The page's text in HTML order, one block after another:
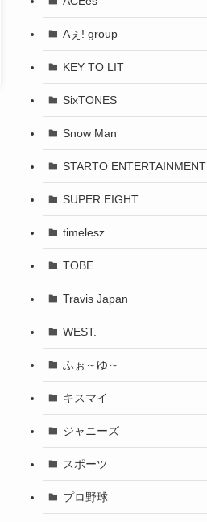
Aぇ! group
KEY TO LIT
SixTONES
Snow Man
STARTO ENTERTAINMENT
SUPER EIGHT
timelesz
TOBE
Travis Japan
WEST.
ふぉ～ゆ～
キスマイ
ジャニーズ
スポーツ
プロ野球